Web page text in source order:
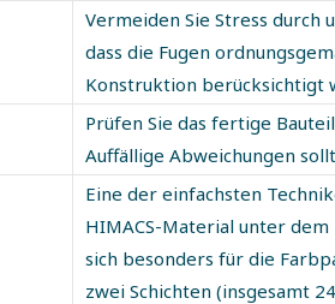
Vermeiden Sie Stress durch
dass die Fugen
Konstruktion berücksichtigt
Prüfen Sie das fertige
Auffällige Abweichungen
Eine der einfachsten
HIMACS-Material unter
sich besonders für die
zwei Schichten (insgesamt